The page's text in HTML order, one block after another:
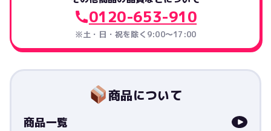
0120-653-910
※土・日・祝を除く9:00〜17:00
商品について
商品一覧